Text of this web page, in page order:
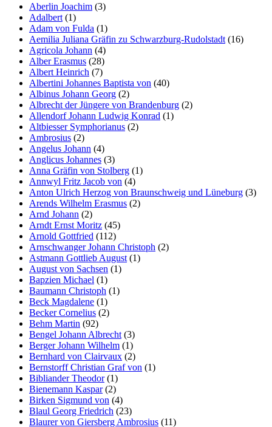
Aberlin Joachim (3)
Adalbert (1)
Adam von Fulda (1)
Aemilia Juliana Gräfin zu Schwarzburg-Rudolstadt (16)
Agricola Johann (4)
Alber Erasmus (28)
Albert Heinrich (7)
Albertini Johannes Baptista von (40)
Albinus Johann Georg (2)
Albrecht der Jüngere von Brandenburg (2)
Allendorf Johann Ludwig Konrad (1)
Altbiesser Symphorianus (2)
Ambrosius (2)
Angelus Johann (4)
Anglicus Johannes (3)
Anna Gräfin von Stolberg (1)
Annwyl Fritz Jacob von (4)
Anton Ulrich Herzog von Braunschweig und Lüneburg (3)
Arends Wilhelm Erasmus (2)
Arnd Johann (2)
Arndt Ernst Moritz (45)
Arnold Gottfried (112)
Arnschwanger Johann Christoph (2)
Astmann Gottlieb August (1)
August von Sachsen (1)
Bapzien Michael (1)
Baumann Christoph (1)
Beck Magdalene (1)
Becker Cornelius (2)
Behm Martin (92)
Bengel Johann Albrecht (3)
Berger Johann Wilhelm (1)
Bernhard von Clairvaux (2)
Bernstorff Christian Graf von (1)
Bibliander Theodor(1)
Bienemann Kaspar(2)
Birken Sigmund von (4)
Blaul Georg Friedrich (23)
Blaurer von Giersberg Ambrosius (11)